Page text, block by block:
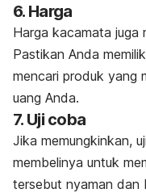
6. Harga
Harga kacamata juga
Pastikan Anda
mencari produk yang
uang Anda.
7. Uji coba
Jika memungkinkan,
membelinya untuk
tersebut nyaman dan